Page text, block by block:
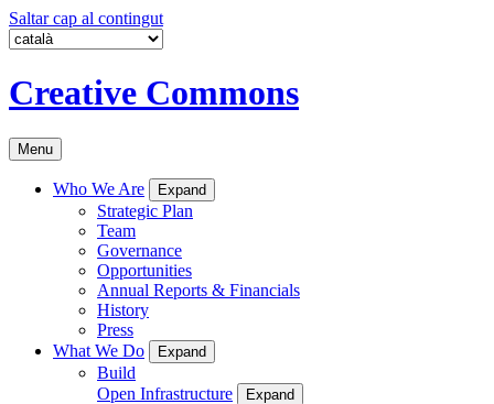
Saltar cap al contingut
Creative Commons
Menu
Who We Are Expand
Strategic Plan
Team
Governance
Opportunities
Annual Reports & Financials
History
Press
What We Do
Expand
Build
Open Infrastructure
Expand